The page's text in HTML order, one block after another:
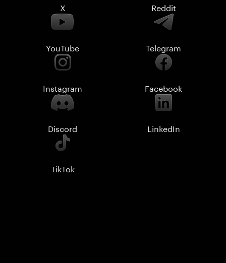
X Reddit
YouTube Telegram
Instagram Facebook
Discord LinkedIn
TikTok